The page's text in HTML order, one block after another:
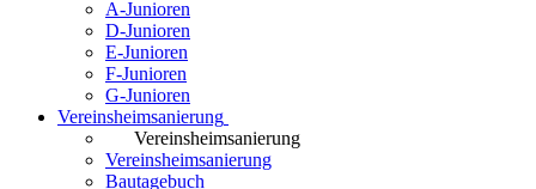
A-Junioren
D-Junioren
E-Junioren
F-Junioren
G-Junioren
Vereinsheimsanierung
Vereinsheimsanierung
Vereinsheimsanierung
Bautagebuch